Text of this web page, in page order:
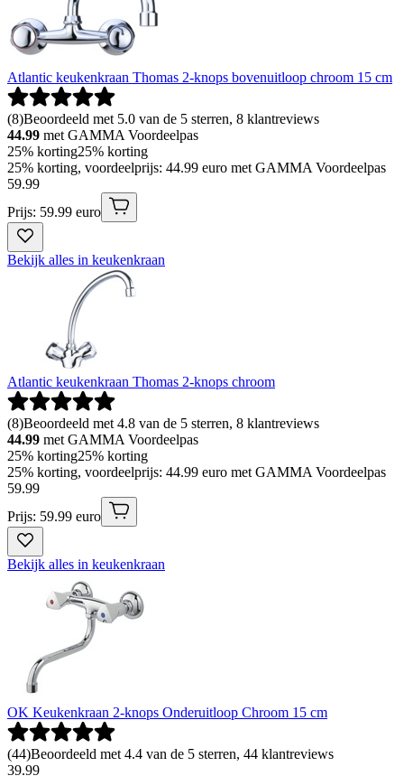
Atlantic keukenkraan Thomas 2-knops bovenuitloop chroom 15 cm
(8)Beoordeeld met 5.0 van de 5 sterren, 8 klantreviews
44.99 met GAMMA Voordeelpas
25% korting25% korting
25% korting, voordeelprijs: 44.99 euro met GAMMA Voordeelpas
59.99
Prijs: 59.99 euro
Bekijk alles in keukenkraan
Atlantic keukenkraan Thomas 2-knops chroom
(8)Beoordeeld met 4.8 van de 5 sterren, 8 klantreviews
44.99 met GAMMA Voordeelpas
25% korting25% korting
25% korting, voordeelprijs: 44.99 euro met GAMMA Voordeelpas
59.99
Prijs: 59.99 euro
Bekijk alles in keukenkraan
OK Keukenkraan 2-knops Onderuitloop Chroom 15 cm
(44)Beoordeeld met 4.4 van de 5 sterren, 44 klantreviews
39.99